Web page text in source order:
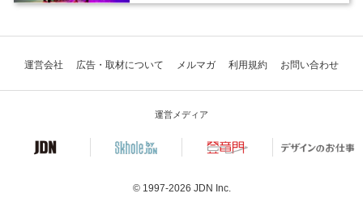
運営会社 広告・取材について メルマガ 利用規約 お問い合わせ
運営メディア
© 1997-2026 JDN Inc.